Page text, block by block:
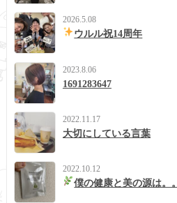
2026.5.08
ウルル祝14周年
2023.8.06
1691283647
2022.11.17
大切にしている言葉
2022.10.12
僕の健康と美の源は。。